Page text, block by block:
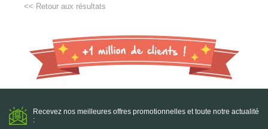
<< Retour aux résultats
Recevez nos meilleures offres promotionnelles et toute notre actualité
: